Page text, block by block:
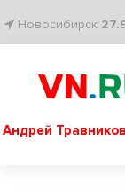
Новосибирск
Андрей